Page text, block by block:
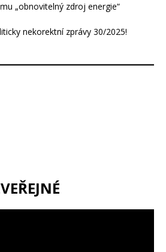
„obnovitelný zdroj energie“
nekorektní zprávy 30/2025!